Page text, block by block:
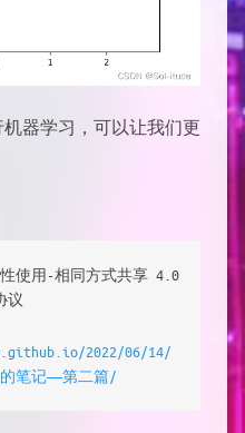
器学习，可以让我们更
使用-相同方式共享 4.0
议
2022/06/14/
笔记——第二篇/